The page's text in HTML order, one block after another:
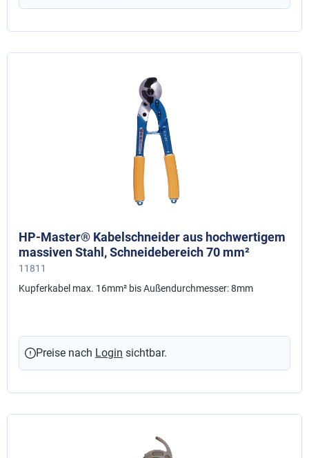
HP-Master® Kabelschneider aus hochwertigem
massiven Stahl, Schneidebereich 70 mm²
11811
Kupferkabel max. 16mm² bis Außendurchmesser: 8mm
Preise nach Login sichtbar.